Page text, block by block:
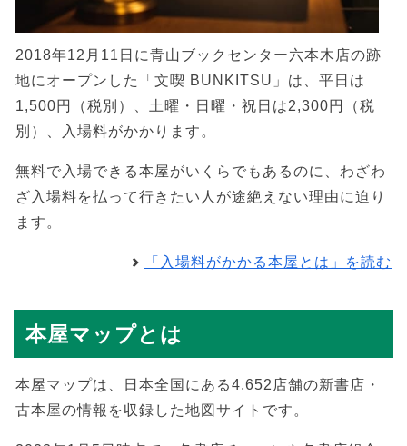
2018年12月11日に青山ブックセンター六本木店の跡
地にオープンした「文喫 BUNKITSU」は、平日は
1,500円（税別）、土曜・日曜・祝日は2,300円（税
別）、入場料がかかります。
無料で入場できる本屋がいくらでもあるのに、わざわ
ざ入場料を払って行きたい人が途絶えない理由に迫り
ます。
「入場料がかかる本屋とは」を読む
本屋マップとは
本屋マップは、日本全国にある4,652店舗の新書店・
古本屋の情報を収録した地図サイトです。